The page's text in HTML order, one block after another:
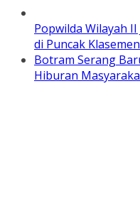
Popwilda Wilayah
di Puncak
Botram Serang
Hiburan